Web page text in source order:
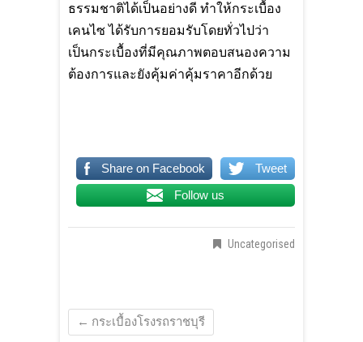
ธรรมชาติได้เป็นอย่างดี ทำให้กระเบื้อง
เคนไซ ได้รับการยอมรับโดยทั่วไปว่า
เป็นกระเบื้องที่มีคุณภาพตอบสนองความ
ต้องการและยังคุ้มค่าคุ้มราคาอีกด้วย
Share on Facebook
Tweet
Follow us
Uncategorised
← กระเบื้องโรงรถราชบุรี